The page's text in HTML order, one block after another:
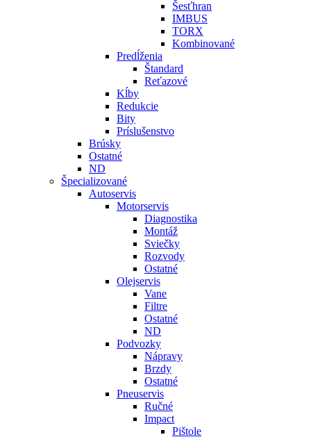
Šesťhran
IMBUS
TORX
Kombinované
Predĺženia
Štandard
Reťazové
Kĺby
Redukcie
Bity
Príslušenstvo
Brúsky
Ostatné
ND
Špecializované
Autoservis
Motorservis
Diagnostika
Montáž
Sviečky
Rozvody
Ostatné
Olejservis
Vane
Filtre
Ostatné
ND
Podvozky
Nápravy
Brzdy
Ostatné
Pneuservis
Ručné
Impact
Pištole